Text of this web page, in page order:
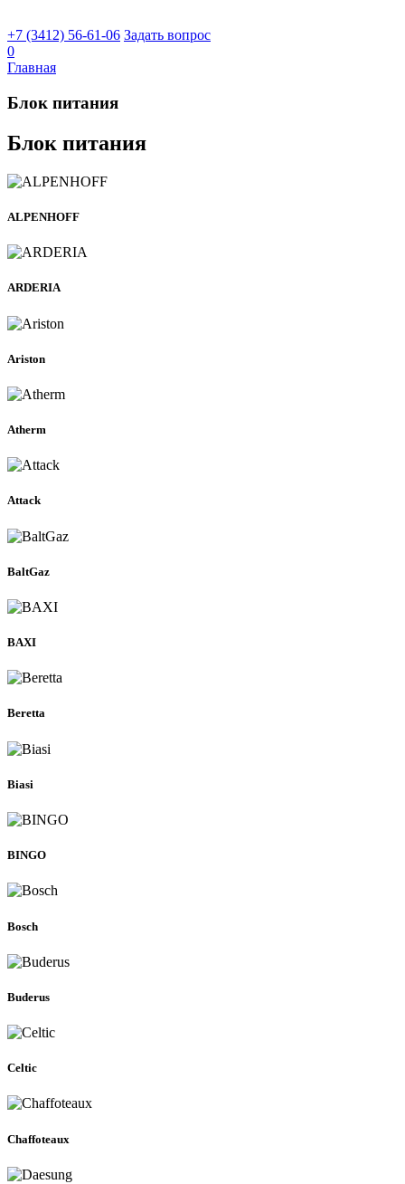
+7 (3412) 56-61-06 Задать вопрос
0
Главная
Блок питания
Блок питания
ALPENHOFF
ARDERIA
Ariston
Atherm
Attack
BaltGaz
BAXI
Beretta
Biasi
BINGO
Bosch
Buderus
Celtic
Chaffoteaux